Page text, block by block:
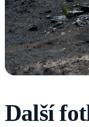
Další